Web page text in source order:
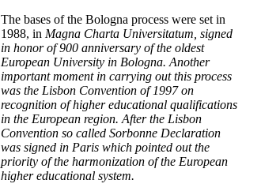
The bases of the Bologna process were set in
1988, in Magna Charta Universitatum, signed
in honor of 900 anniversary of the oldest
European Univer­sity in Bologna. Another
important moment in car­rying out this process
was the Lisbon Convention of 1997 on
recognition of higher educational quali­fications
in the European region. After the Lisbon
Convention so called Sorbonne Declaration
was signed in Paris which pointed out the
priority of the harmonization of the European
higher educa­tional system.